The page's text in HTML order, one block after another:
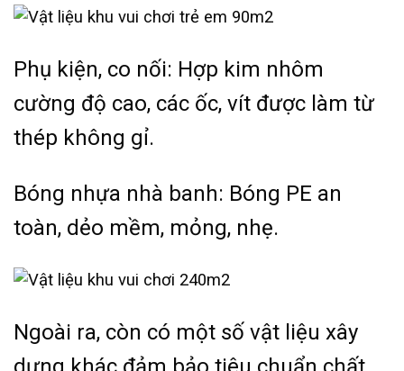
Phụ kiện, co nối: Hợp kim nhôm
cường độ cao, các ốc, vít được làm từ
thép không gỉ.
Bóng nhựa nhà banh: Bóng PE an
toàn, dẻo mềm, mỏng, nhẹ.
Ngoài ra, còn có một số vật liệu xây